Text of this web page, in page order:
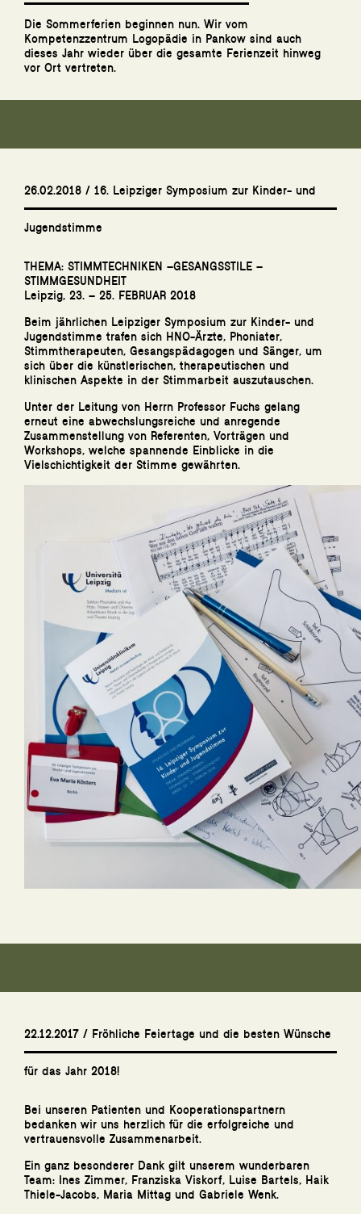
Die Sommerferien beginnen nun. Wir vom
Kompetenzzentrum Logopädie in Pankow sind auch
dieses Jahr wieder über die gesamte Ferienzeit hinweg
vor Ort vertreten.
26.02.2018 / 16. Leipziger Symposium zur Kinder- und
Jugendstimme
THEMA: STIMMTECHNIKEN –GESANGSSTILE –
STIMMGESUNDHEIT
Leipzig, 23. – 25. FEBRUAR 2018
Beim jährlichen Leipziger Symposium zur Kinder- und
Jugendstimme trafen sich HNO-Ärzte, Phoniater,
Stimmtherapeuten, Gesangspädagogen und Sänger, um
sich über die künstlerischen, therapeutischen und
klinischen Aspekte in der Stimmarbeit auszutauschen.
Unter der Leitung von Herrn Professor Fuchs gelang
erneut eine abwechslungsreiche und anregende
Zusammenstellung von Referenten, Vorträgen und
Workshops, welche spannende Einblicke in die
Vielschichtigkeit der Stimme gewährten.
22.12.2017 / Fröhliche Feiertage und die besten Wünsche
für das Jahr 2018!
Bei unseren Patienten und Kooperationspartnern
bedanken wir uns herzlich für die erfolgreiche und
vertrauensvolle Zusammenarbeit.
Ein ganz besonderer Dank gilt unserem wunderbaren
Team: Ines Zimmer, Franziska Viskorf, Luise Bartels, Haik
Thiele-Jacobs, Maria Mittag und Gabriele Wenk.